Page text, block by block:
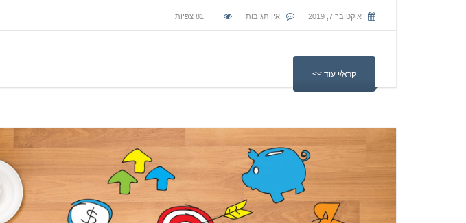
אוקטובר 7, 2019 אין תגובות 81 צפיות
קרא/י עוד >>